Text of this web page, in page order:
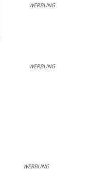
WERBUNG
WERBUNG
WERBUNG